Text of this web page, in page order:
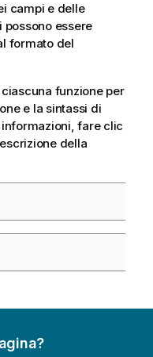
campi e delle
essere
formato del
funzione per
e la sintassi di
fare clic
della